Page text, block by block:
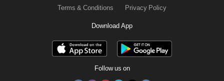
Terms & Conditions
Privacy Policy
Download App
Follow us on